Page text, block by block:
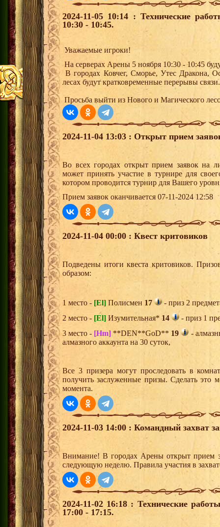
2024-11-05 10:14 : Технические
10:30 - 10:45.
Уважаемые игроки!
На серверах Арены 5 ноября 10:30 - 10:45
В городах Ковчег, Сморье, Утес Дракона,
лесах будут кратковременные перерывы
Просьба выйти из Нового и Магического
2024-11-04 13:03 : Открыт прием
Во всех городах открыт прием заявок на
может принять участие в турнире для
котором проводится турнир для Вашего
Прием заявок оканчивается 07-11-2024 12:58
2024-11-04 00:00 : Квест критовиков
Подведены итоги квеста критовиков.
образом:
1 место - [El] Полисмен 17
- приз 2
2 место - [El] Изумительная* 14
- приз 1
3 место - [Hm] **DEN**GoD** 19
-
алмазного аккаунта на 30 суток,
Все 3 призера могут проследовать в
получить заслуженные призы. Сделать это
момента.
2024-11-03 14:00 : Командный захват
Внимание! В городах Арены открыт прием
следующую неделю. Правила участия в
2024-11-02 16:18 : Технические
17:00 - 17:15.